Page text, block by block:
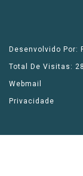
Desenvolvido Por:
Total De Visitas:
Webmail
Privacidade